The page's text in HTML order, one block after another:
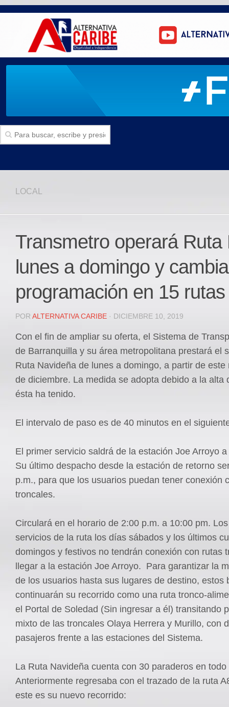
Politica
Deportes
JUDICIAL
REGIONAL
DEPARTAMENTAL
Contactenos
facebook
Instagram
LOCAL
Transmetro operará Ruta
lunes a domingo y cambia
programación en 15 rutas
POR ALTERNATIVA CARIBE · DICIEMBRE 10, 2019
Con el fin de ampliar su oferta, el Sistema de
de Barranquilla y su área metropolitana prestará el
Ruta Navideña de lunes a domingo, a partir de este
de diciembre. La medida se adopta debido a la alta
ésta ha tenido.
El intervalo de paso es de 40 minutos en el
El primer servicio saldrá de la estación Joe Arroyo
Su último despacho desde la estación de retorno
p.m., para que los usuarios puedan tener conexión
troncales.
Circulará en el horario de 2:00 p.m. a 10:00 pm.
servicios de la ruta los días sábados y los últimos
domingos y festivos no tendrán conexión con rutas
llegar a la estación Joe Arroyo. Para garantizar la
de los usuarios hasta sus lugares de destino, estos
continuarán su recorrido como una ruta tronco-
el Portal de Soledad (Sin ingresar a él) transitando
mixto de las troncales Olaya Herrera y Murillo, con
pasajeros frente a las estaciones del Sistema.
La Ruta Navideña cuenta con 30 paraderos en
Anteriormente regresaba con el trazado de la ruta
este es su nuevo recorrido: